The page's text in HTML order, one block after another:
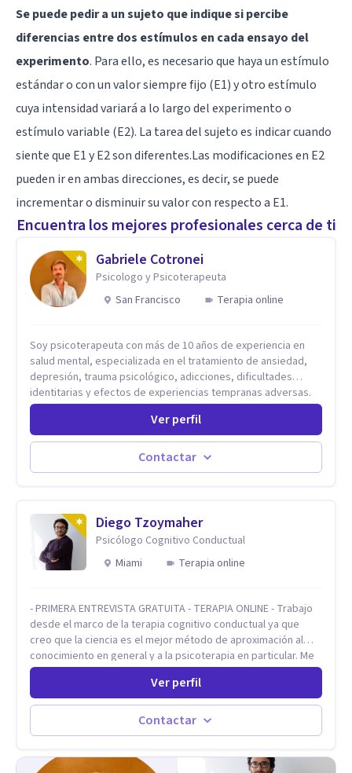
Se puede pedir a un sujeto que indique si percibe
diferencias entre dos estímulos en cada ensayo del
experimento. Para ello, es necesario que haya un estímulo
estándar o con un valor siempre fijo (E1) y otro estímulo
cuya intensidad variará a lo largo del experimento o
estímulo variable (E2). La tarea del sujeto es indicar cuando
siente que E1 y E2 son diferentes.Las modificaciones en E2
pueden ir en ambas direcciones, es decir, se puede
incrementar o disminuir su valor con respecto a E1.
Encuentra los mejores profesionales cerca de ti
Gabriele Cotronei
Psicologo y Psicoterapeuta
San Francisco
Terapia online
Soy psicoterapeuta con más de 10 años de experiencia en
salud mental, especializada en el tratamiento de ansiedad,
depresión, trauma psicológico, adicciones, dificultades
identitarias y efectos de experiencias tempranas adversas.
Ofrezco un espacio terapéutico seguro, confidencial y
profundamente humano, donde el dolor emocional puede
transformarse en autoconocimiento, regulación emocional y
psicoanálisis, terapia somática y de trauma, psicología
Psicología Analítica Junguiana. Mi abordaje también incorpora
perspectivas interculturales, ecopsicología y el trabajo
simbólico con el inconsciente, entendiendo que cada
proceso terapéutico es único y requiere una mirada
Ver perfil
Contactar
Diego Tzoymaher
Psicólogo Cognitivo Conductual
Miami
Terapia online
- PRIMERA ENTREVISTA GRATUITA - TERAPIA ONLINE - Trabajo
desde el marco de la terapia cognitivo conductual ya que
creo que la ciencia es el mejor método de aproximación al
conocimiento en general y a la psicoterapia en particular. Me
interesan los procesos de cambio conductual por los que una
persona pueda alcanzar sus objetivos, transitando,
aceptando y modificando sus patrones cognitivos y
emocionales. Abordo patologías específicas como trastornos
de ansiedad y del ánimo, y también crisis vitales y procesos
Ver perfil
Contactar